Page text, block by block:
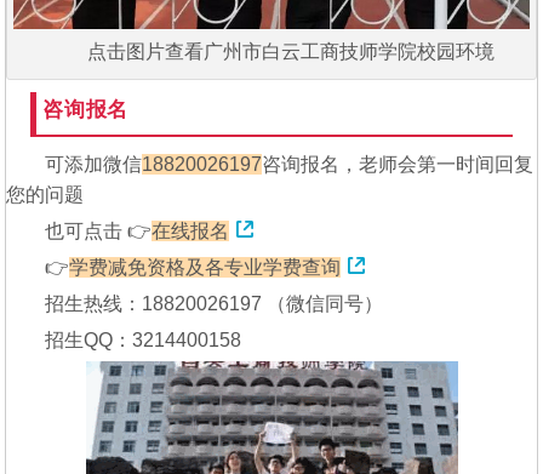
点击图片查看广州市白云工商技师学院校园环境
咨询报名
可添加微信18820026197咨询报名，老师会第一时间回复
您的问题
也可点击 👉在线报名
👉学费减免资格及各专业学费查询
招生热线：18820026197 （微信同号）
招生QQ：3214400158